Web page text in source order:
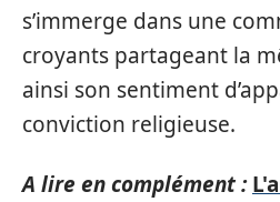
s’immerge dans une
croyants partageant la
ainsi son sentiment
conviction religieuse.
A lire en complément :